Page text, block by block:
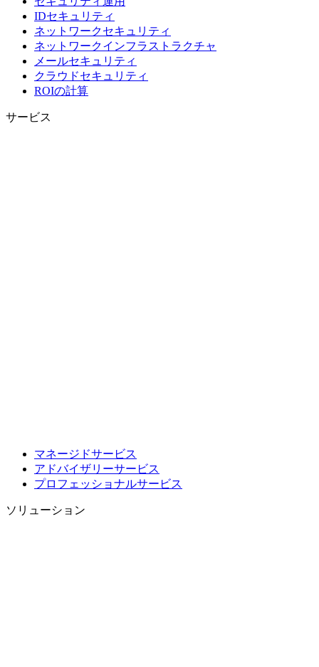
IDセキュリティ
ネットワークセキュリティ
ネットワークインフラストラクチャ
メールセキュリティ
クラウドセキュリティ
ROIの計算
サービス
マネージドサービス
アドバイザリーサービス
プロフェッショナルサービス
ソリューション